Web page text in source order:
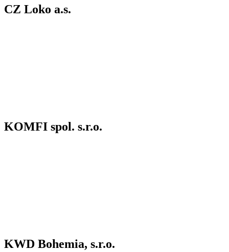
CZ Loko a.s.
KOMFI spol. s.r.o.
KWD Bohemia, s.r.o.